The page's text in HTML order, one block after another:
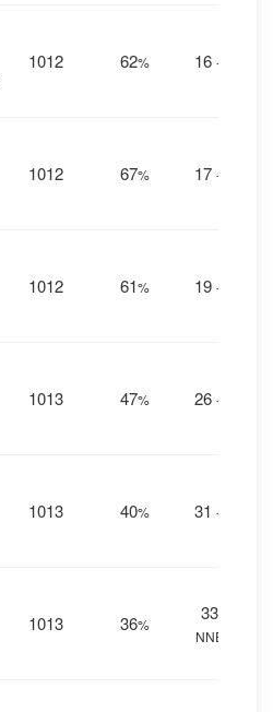
1012 62% 16 --
1012 67% 17 --
1012 61% 19 --
1013 47% 26 --
1013 40% 31 --
1013 36%
33
NNE